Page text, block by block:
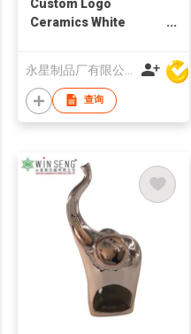
Custom Logo
Ceramics White
查询